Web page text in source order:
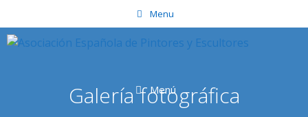
al
contenido
Menu
Menú
Galería fotográfica